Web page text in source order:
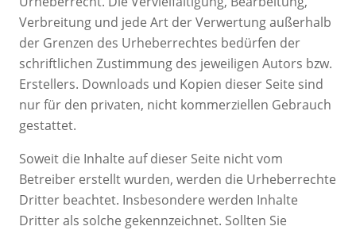
Verbreitung und jede Art der Verwertung außerhalb
der Grenzen des Urheberrechtes bedürfen der
schriftlichen Zustimmung des jeweiligen Autors bzw.
Erstellers. Downloads und Kopien dieser Seite sind
nur für den privaten, nicht kommerziellen Gebrauch
gestattet.
Soweit die Inhalte auf dieser Seite nicht vom
Betreiber erstellt wurden, werden die Urheberrechte
Dritter beachtet. Insbesondere werden Inhalte
Dritter als solche gekennzeichnet. Sollten Sie